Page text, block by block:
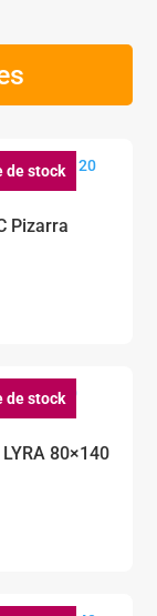
de stock
Pizarra
de stock
80×140